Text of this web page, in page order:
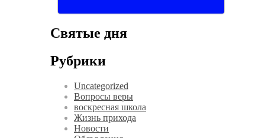
Святые дня
Рубрики
Uncategorized
Вопросы веры
воскресная школа
Жизнь прихода
Новости